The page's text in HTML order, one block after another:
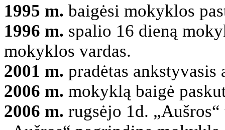
1995 m. baigėsi mokyklos
1996 m. spalio 16 dieną
mokyklos vardas.
2001 m. pradėtas
2006 m. mokyklą baigė
2006 m. rugsėjo 1d.